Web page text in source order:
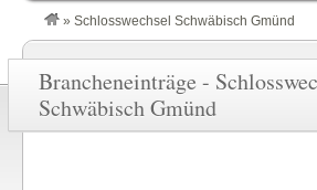
» Schlosswechsel Schwäbisch Gmünd
Brancheneinträge -
Schwäbisch Gmünd